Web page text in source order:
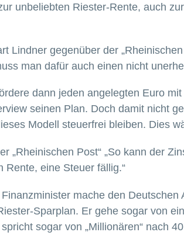
unbeliebten Riester-Rente, auch
Lindner gegenüber der
man dafür auch einen nicht
dann jeden angelegten Euro
seinen Plan. Doch damit nicht
Modell steuerfrei bleiben. Dies
„Rheinischen Post“ „So kann der
Rente, eine Steuer fällig.“
mache den
Sparplan. Er gehe sogar von
sogar von „Millionären“ nach